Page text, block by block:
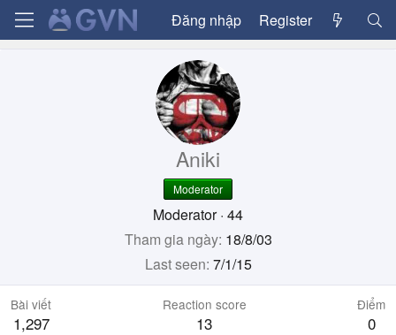
Đăng nhập Register
Aniki
Moderator
Moderator · 44
Tham gia ngày 18/8/03
Last seen 7/1/15
Bài viết
1,297
Reaction score
13
Điểm
0